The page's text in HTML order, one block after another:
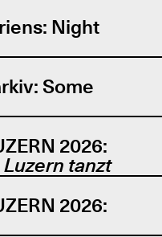
Night
Some
2026:
tanzt
2026: